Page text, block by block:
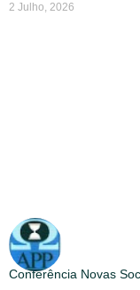
2 Julho, 2026
Conferência Novas